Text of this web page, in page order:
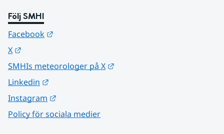
Följ SMHI
Facebook
X
SMHIs meteorologer på X
Linkedin
Instagram
Policy för sociala medier